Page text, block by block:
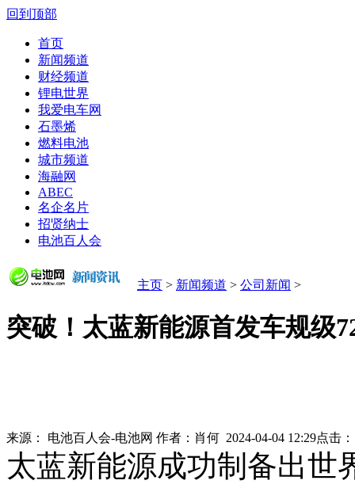
回到顶部
首页
新闻频道
财经频道
锂电世界
我爱电车网
石墨烯
燃料电池
城市频道
海融网
ABEC
名企名片
招贤纳士
电池百人会
主页 > 新闻频道 > 公司新闻 >
突破！太蓝新能源首发车规级
来源： 电池百人会-电池网 作者： 肖何 2024-04-04 12:29点击
太蓝新能源成功制备出世